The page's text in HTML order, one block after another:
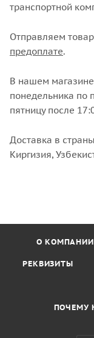
транспортной
Отправляем
предоплате.
В нашем
понедельника по
пятницу после
Доставка в
Киргизия,
О КОМПАНИИ
РЕКВИЗИТЫ
ПОЧЕМУ